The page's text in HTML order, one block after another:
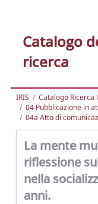
Catalogo
ricerca
IRIS
Catalogo Ricerca
04 Pubblicazione in
04a Atto di
La mente
riflessione
nella
anni.